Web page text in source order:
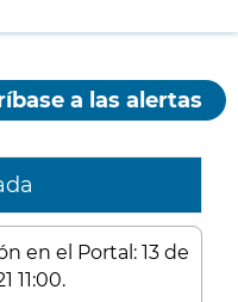
a las alertas
en el Portal: 13 de
11:00.